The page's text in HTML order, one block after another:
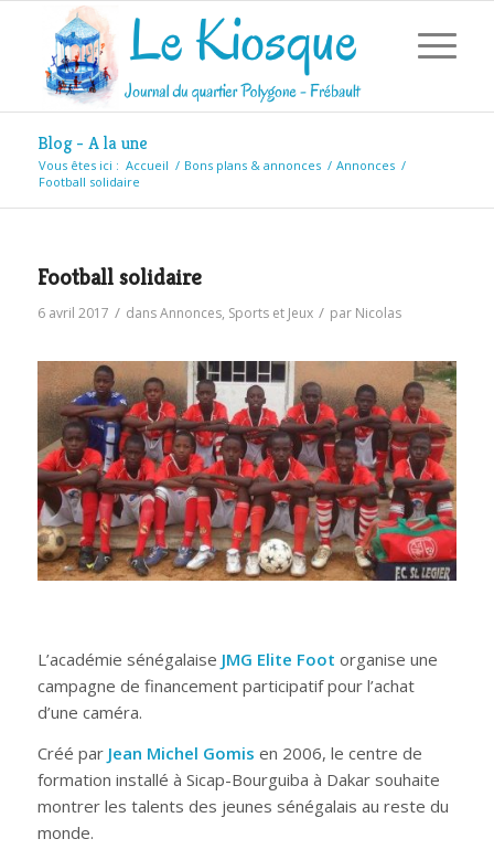
Blog - A la une
Vous êtes ici : Accueil / Bons plans & annonces / Annonces /
Football solidaire
Football solidaire
6 avril 2017 / dansAnnonces, Sports et Jeux / par Nicolas
L’académie sénégalaise JMG Elite Foot organise une
campagne de financement participatif pour l’achat
d’une caméra.
Créé parJean Michel Gomis en 2006, le centre de
formation installé à Sicap-Bourguiba à Dakar souhaite
montrer les talents des jeunes sénégalais au reste du
monde.